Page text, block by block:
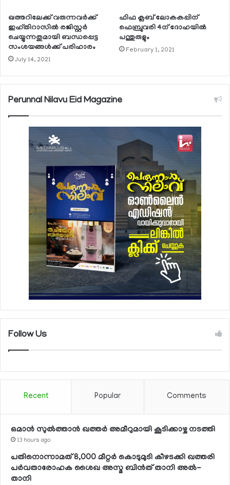
ഖത്തറിലേക്ക് വരുന്നവര്‍ക്ക്
ഇഹ്തിറാസില്‍ രജിസ്റ്റര്‍
ചെയ്യുന്നതുമായി ബന്ധപ്പെട്ട
സംശയങ്ങള്‍ക്ക് പരിഹാരം
July 14, 2021
ഫിഫ ക്ലബ് ലോകകപ്പിന്
ഫെബ്രുവരി 4ന് ദോഹയില്‍
പന്തുരുളും
February 1, 2021
Perunnal Nilavu Eid Magazine
Follow Us
Recent Popular Comments
ഒമാന്‍ സുല്‍ത്താന്‍ ഖത്തര്‍ അമീറുമായി കൂടിക്കാഴ്ച നടത്തി
13 hours ago
പതിനൊന്നാമത് 8,000 മീറ്റര്‍ കൊടുമുടി കീഴടക്കി ഖത്തരി
പര്‍വതാരോഹക ശൈഖ അസ്മ ബിന്‍ത് താനി അല്‍-
താനി